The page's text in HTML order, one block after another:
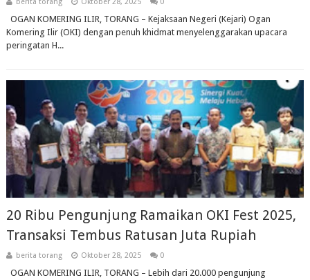
OGAN KOMERING ILIR, TORANG – Kejaksaan Negeri (Kejari) Ogan
Komering Ilir (OKI) dengan penuh khidmat menyelenggarakan upacara
peringatan H...
20 Ribu Pengunjung Ramaikan OKI Fest 2025,
Transaksi Tembus Ratusan Juta Rupiah
berita torang Oktober 28, 2025 0
OGAN KOMERING ILIR, TORANG – Lebih dari 20.000 pengunjung